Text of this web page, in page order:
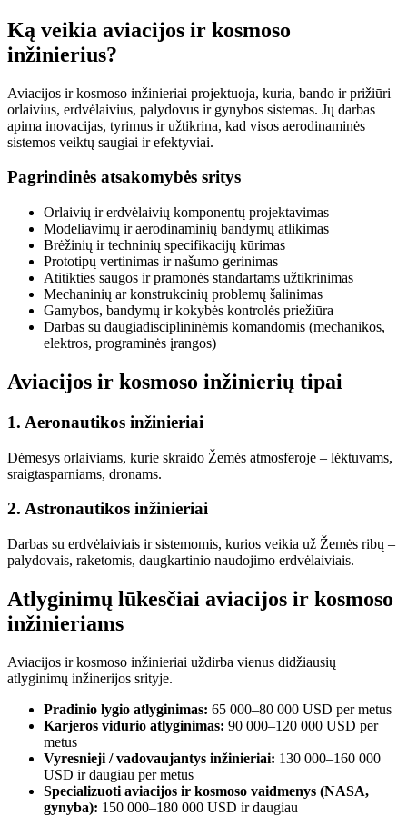
Ką veikia aviacijos ir kosmoso
inžinierius?
Aviacijos ir kosmoso inžinieriai projektuoja, kuria, bando ir prižiūri
orlaivius, erdvėlaivius, palydovus ir gynybos sistemas. Jų darbas
apima inovacijas, tyrimus ir užtikrina, kad visos aerodinaminės
sistemos veiktų saugiai ir efektyviai.
Pagrindinės atsakomybės sritys
Orlaivių ir erdvėlaivių komponentų projektavimas
Modeliavimų ir aerodinaminių bandymų atlikimas
Brėžinių ir techninių specifikacijų kūrimas
Prototipų vertinimas ir našumo gerinimas
Atitikties saugos ir pramonės standartams užtikrinimas
Mechaninių ar konstrukcinių problemų šalinimas
Gamybos, bandymų ir kokybės kontrolės priežiūra
Darbas su daugiadisciplininėmis komandomis (mechanikos,
elektros, programinės įrangos)
Aviacijos ir kosmoso inžinierių tipai
1. Aeronautikos inžinieriai
Dėmesys orlaiviams, kurie skraido Žemės atmosferoje – lėktuvams,
sraigtasparniams, dronams.
2. Astronautikos inžinieriai
Darbas su erdvėlaiviais ir sistemomis, kurios veikia už Žemės ribų –
palydovais, raketomis, daugkartinio naudojimo erdvėlaiviais.
Atlyginimų lūkesčiai aviacijos ir kosmoso
inžinieriams
Aviacijos ir kosmoso inžinieriai uždirba vienus didžiausių
atlyginimų inžinerijos srityje.
Pradinio lygio atlyginimas: 65 000–80 000 USD per metus
Karjeros vidurio atlyginimas: 90 000–120 000 USD per
metus
Vyresnieji / vadovaujantys inžinieriai: 130 000–160 000
USD ir daugiau per metus
Specializuoti aviacijos ir kosmoso vaidmenys (NASA,
gynyba): 150 000–180 000 USD ir daugiau